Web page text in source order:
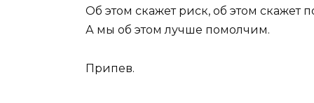
Об этом скажет риск, об этом скажет
А мы об этом лучше помолчим.
Припев.